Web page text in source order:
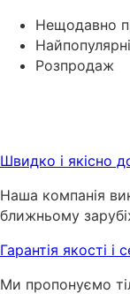
Нещодавно
Розпродаж
Швидко і якісно
Наша компанія
ближньому
Гарантія якості і
Ми пропонуємо